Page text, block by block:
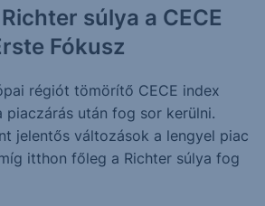
súlya a CECE
Fókusz
régiót tömörítő CECE index
piaczárás után fog sor kerülni.
jelentős változások a lengyel piac
itthon főleg a Richter súlya fog